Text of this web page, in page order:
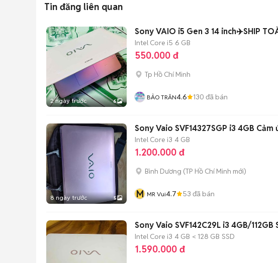
Tin đăng liên quan
2 ngày trước 6
Sony VAIO i5 Gen 3 14 inch✈️SHIP
Intel Core i5 6 GB
550.000 đ
Tp Hồ Chí Minh
BẢO TRÂN4.6 130 đã bán
8 ngày trước 5
Sony Vaio SVF14327SGP i3 4GB Cảm
Intel Core i3 4 GB
1.200.000 đ
Bình Dương (TP Hồ Chí Minh mới)
M MR Vui4.7 53 đã bán
Sony Vaio SVF142C29L i3 4GB/112GB
Intel Core i3 4 GB < 128 GB SSD
1.590.000 đ